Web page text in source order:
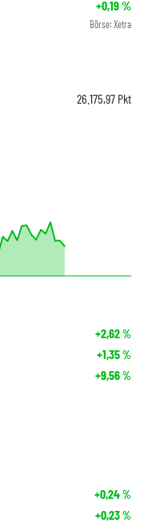
+0,19%
Börse: Xetra
26.175,97 Pkt
+2,62%
+1,35%
+9,56%
+0,24%
+0,23%